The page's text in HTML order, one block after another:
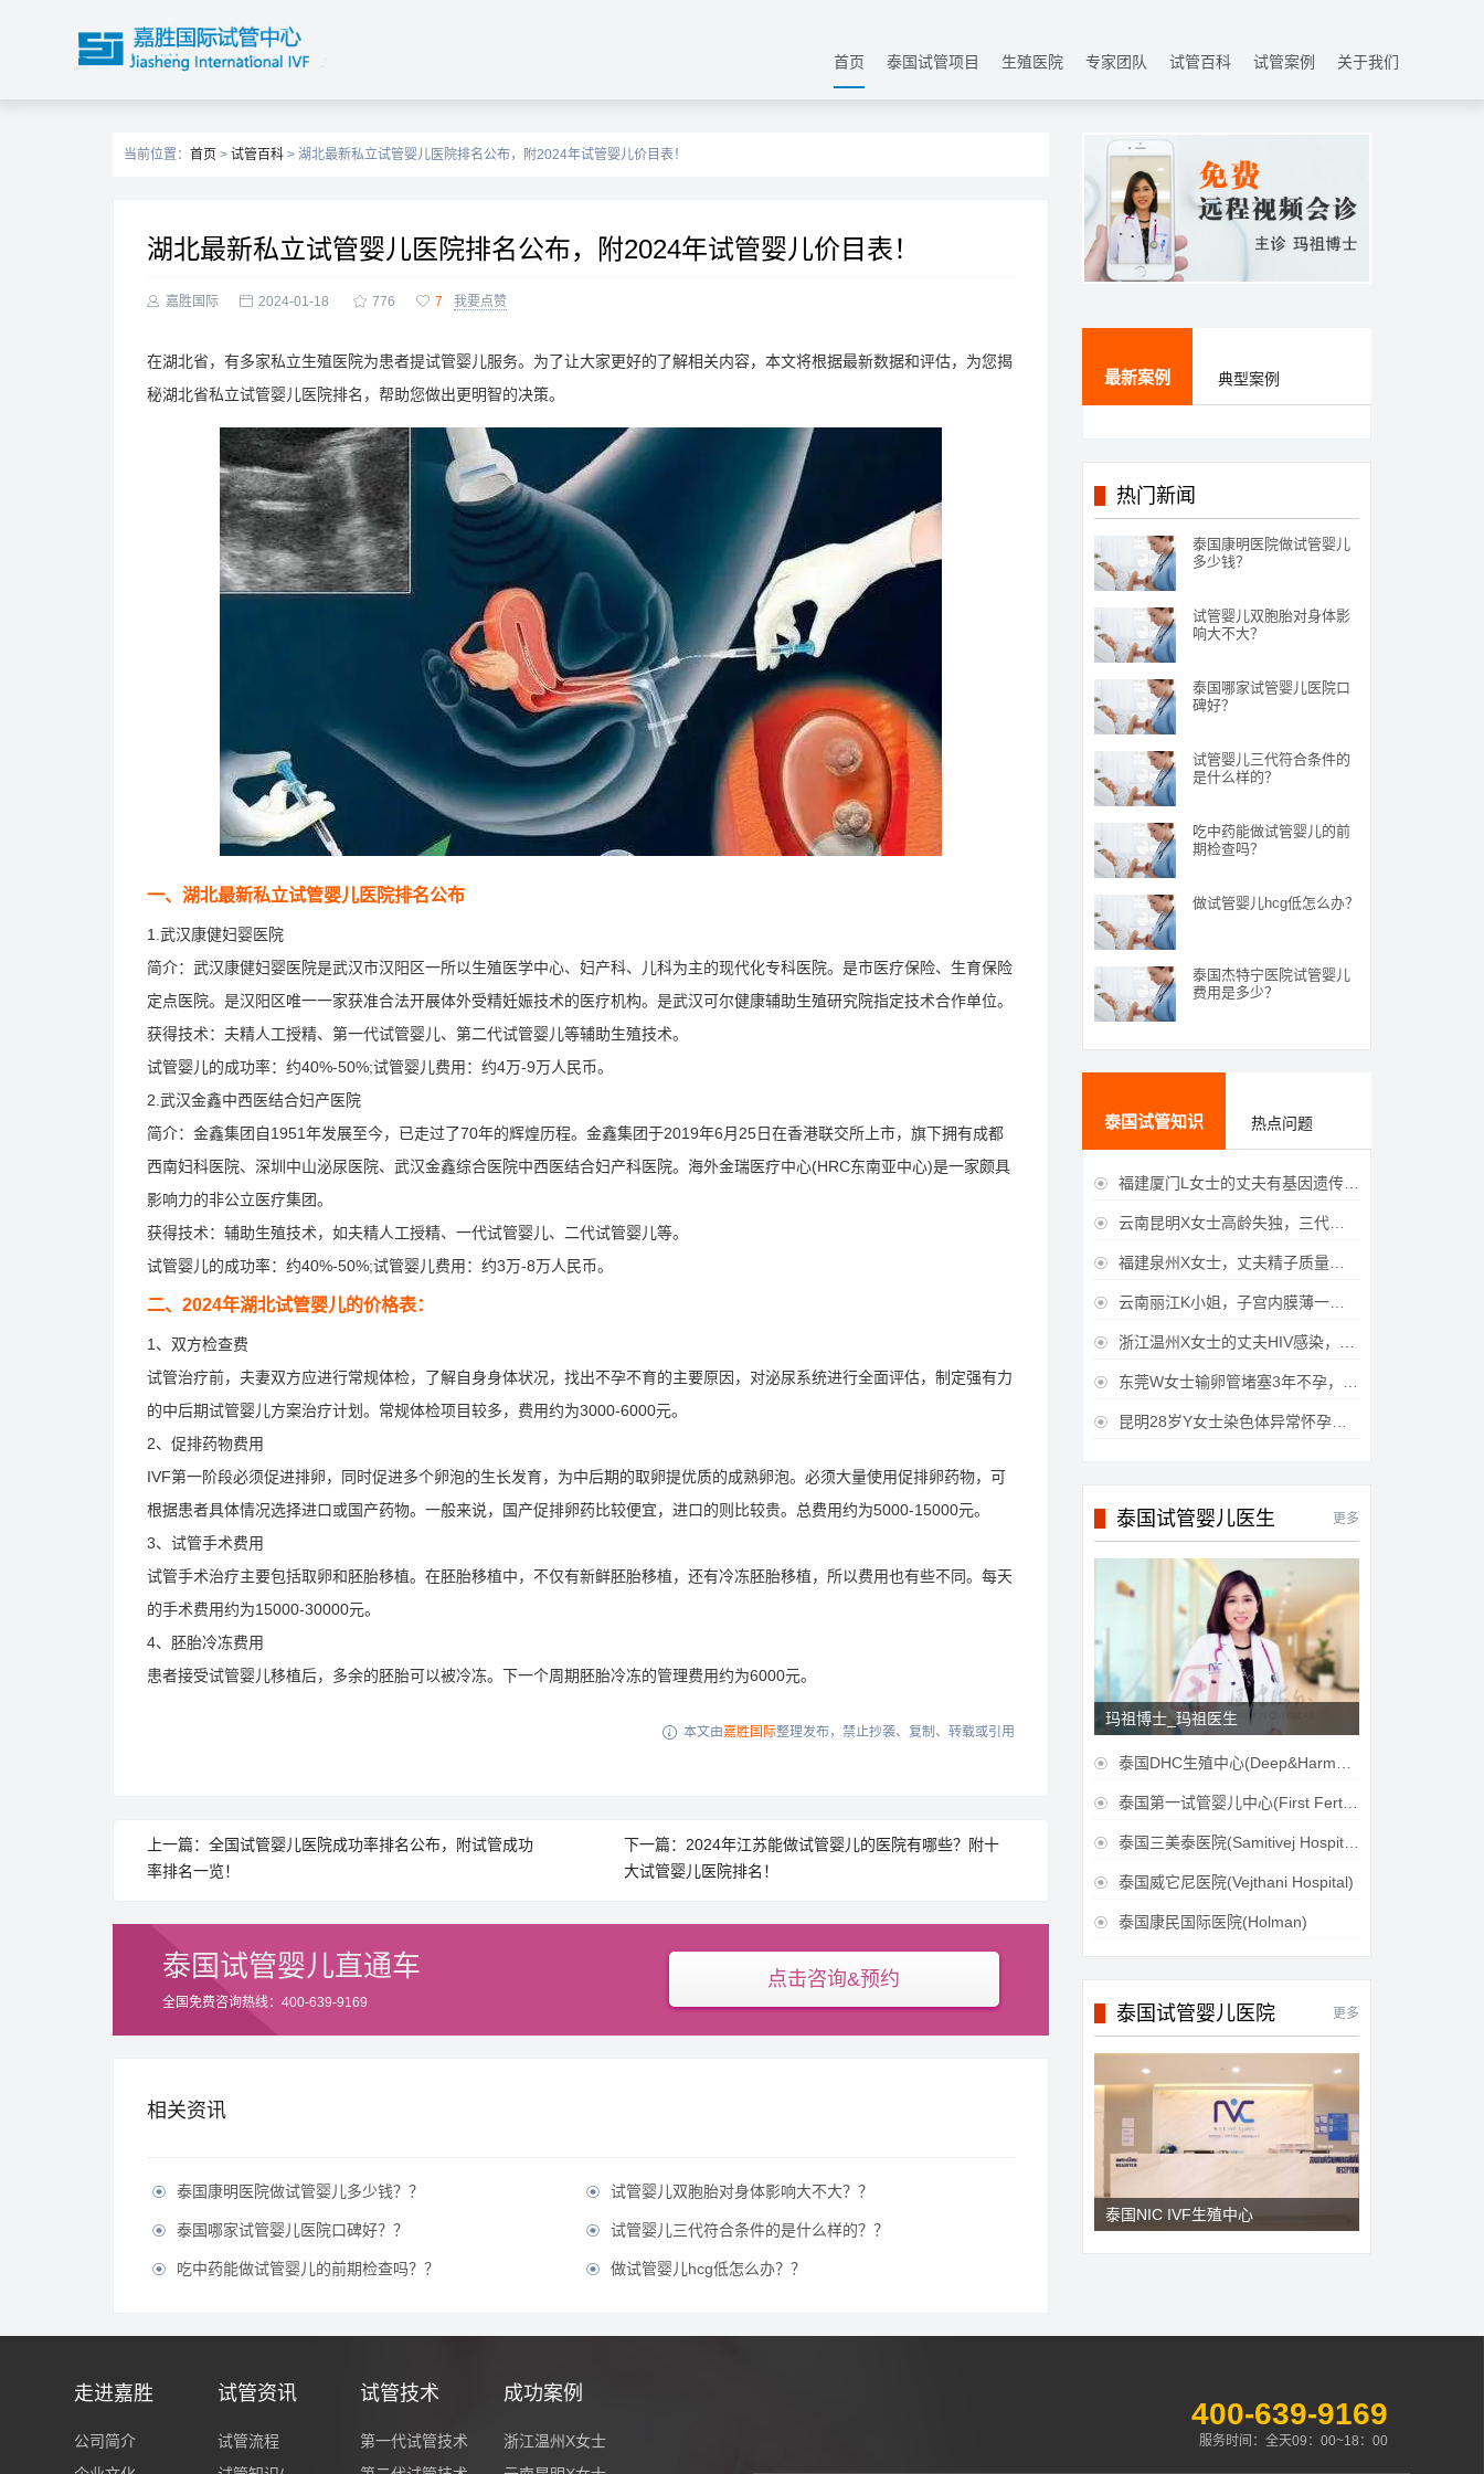
首页 泰国试管项目 生殖医院 专家团队 试管百科 试管案例 关于我们
当前位置： 首页 > 试管百科 > 湖北最新私立试管婴儿医院排名公布，附2024年试管婴儿价目表！
湖北最新私立试管婴儿医院排名公布，附2024年试管婴儿价目表！
 嘉胜国际  2024-01-18  776  7 我要点赞
在湖北省，有多家私立生殖医院为患者提试管婴儿服务。为了让大家更好的了解相关内容，本文将根据最新数据和评估，为您揭
秘湖北省私立试管婴儿医院排名，帮助您做出更明智的决策。
一、湖北最新私立试管婴儿医院排名公布
1.武汉康健妇婴医院
简介：武汉康健妇婴医院是武汉市汉阳区一所以生殖医学中心、妇产科、儿科为主的现代化专科医院。是市医疗保险、生育保险
定点医院。是汉阳区唯一一家获准合法开展体外受精妊娠技术的医疗机构。是武汉可尔健康辅助生殖研究院指定技术合作单位。
获得技术：夫精人工授精、第一代试管婴儿、第二代试管婴儿等辅助生殖技术。
试管婴儿的成功率：约40%-50%;试管婴儿费用：约4万-9万人民币。
2.武汉金鑫中西医结合妇产医院
简介：金鑫集团自1951年发展至今，已走过了70年的辉煌历程。金鑫集团于2019年6月25日在香港联交所上市，旗下拥有成都
西南妇科医院、深圳中山泌尿医院、武汉金鑫综合医院中西医结合妇产科医院。海外金瑞医疗中心(HRC东南亚中心)是一家颇具
影响力的非公立医疗集团。
获得技术：辅助生殖技术，如夫精人工授精、一代试管婴儿、二代试管婴儿等。
试管婴儿的成功率：约40%-50%;试管婴儿费用：约3万-8万人民币。
二、2024年湖北试管婴儿的价格表：
1、双方检查费
试管治疗前，夫妻双方应进行常规体检，了解自身身体状况，找出不孕不育的主要原因，对泌尿系统进行全面评估，制定强有力
的中后期试管婴儿方案治疗计划。常规体检项目较多，费用约为3000-6000元。
2、促排药物费用
IVF第一阶段必须促进排卵，同时促进多个卵泡的生长发育，为中后期的取卵提优质的成熟卵泡。必须大量使用促排卵药物，可
根据患者具体情况选择进口或国产药物。一般来说，国产促排卵药比较便宜，进口的则比较贵。总费用约为5000-15000元。
3、试管手术费用
试管手术治疗主要包括取卵和胚胎移植。在胚胎移植中，不仅有新鲜胚胎移植，还有冷冻胚胎移植，所以费用也有些不同。每天
的手术费用约为15000-30000元。
4、胚胎冷冻费用
患者接受试管婴儿移植后，多余的胚胎可以被冷冻。下一个周期胚胎冷冻的管理费用约为6000元。
 本文由嘉胜国际整理发布，禁止抄袭、复制、转载或引用
上一篇：全国试管婴儿医院成功率排名公布，附试管成功
率排名一览！
下一篇：2024年江苏能做试管婴儿的医院有哪些？附十
大试管婴儿医院排名！
泰国试管婴儿直通车
全国免费咨询热线：400-639-9169
点击咨询&预约
相关资讯
 泰国康明医院做试管婴儿多少钱？？  试管婴儿双胞胎对身体影响大不大？？
 泰国哪家试管婴儿医院口碑好？？  试管婴儿三代符合条件的是什么样的？？
 吃中药能做试管婴儿的前期检查吗？？  做试管婴儿hcg低怎么办？？
最新案例 典型案例
热门新闻
泰国康明医院做试管婴儿
多少钱？
试管婴儿双胞胎对身体影
响大不大？
泰国哪家试管婴儿医院口
碑好？
试管婴儿三代符合条件的
是什么样的？
吃中药能做试管婴儿的前
期检查吗？
做试管婴儿hcg低怎么办？
泰国杰特宁医院试管婴儿
费用是多少？
泰国试管知识 热点问题
 福建厦门L女士的丈夫有基因遗传疾病，三代试管生育健康宝宝
 云南昆明X女士高龄失独，三代试管助她重获女儿
 福建泉州X女士，丈夫精子质量差，三代试管获得男宝宝
 云南丽江K小姐，子宫内膜薄一直未孕，三代试管一次成功获得
 浙江温州X女士的丈夫HIV感染，三代试管成功获得女宝宝
 东莞W女士输卵管堵塞3年不孕，泰国三代试管喜获
 昆明28岁Y女士染色体异常怀孕难，泰国三代试管成功好孕
泰国试管婴儿医生 更多
玛祖博士_玛祖医生
 泰国DHC生殖中心(Deep&Harmonicare IVF Center)
 泰国第一试管婴儿中心(First Fertilily PGS Center Limitied)
 泰国三美泰医院(Samitivej Hospital)
 泰国威它尼医院(Vejthani Hospital)
 泰国康民国际医院(Holman)
泰国试管婴儿医院 更多
泰国NIC IVF生殖中心
走进嘉胜
公司简介
试管资讯
试管流程
试管技术
第一代试管技术
成功案例
浙江温州X女士
400-639-9169
服务时间：全天09：00~18：00